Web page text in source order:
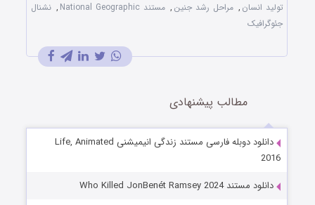
تولید انسان , مراحل رشد جنین , مستند National Geographic , نشنال
جئوگرافیک
مطالب پیشنهادی
دانلود دوبله فارسی مستند زندگی انیمیشنی Life, Animated
2016
دانلود مستند Who Killed JonBenét Ramsey 2024